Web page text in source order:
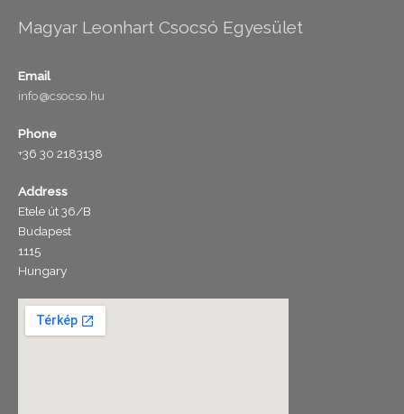
Magyar Leonhart Csocsó Egyesület
Email
info@csocso.hu
Phone
+36 30 2183138
Address
Etele út 36/B
Budapest
1115
Hungary